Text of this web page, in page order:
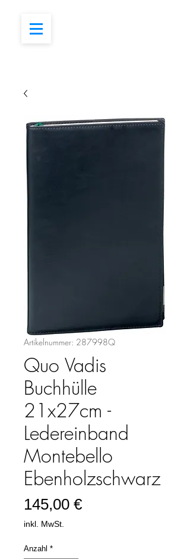
Artikelnummer: 287998Q
Quo Vadis
Buchhülle
21x27cm -
Ledereinband
Montebello
Ebenholzschwarz
145,00 €Preis
inkl. MwSt.
Anzahl *